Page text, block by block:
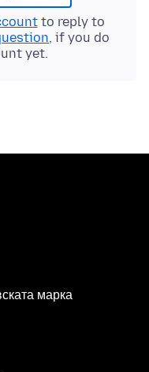
to reply to
, if you do
yet.
марка